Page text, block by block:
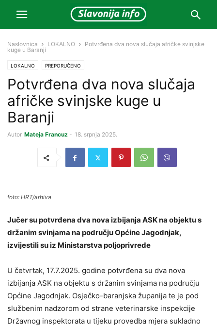
Naslovnica LOKALNO
Potvrđena dva nova slučaja afričke svinjske
kuge u Baranji
LOKALNO PREPORUČENO
Potvrđena dva nova slučaja
afričke svinjske kuge u
Baranji
Autor Mateja Francuz - 18. srpnja 2025.
foto: HRT/arhiva
Jučer su potvrđena dva nova izbijanja ASK na objektu s
držanim svinjama na području Općine Jagodnjak,
izvijestili su iz Ministarstva poljoprivrede
U četvrtak, 17.7.2025. godine potvrđena su dva nova
izbijanja ASK na objektu s držanim svinjama na području
Općine Jagodnjak. Osječko-baranjska županija te je pod
službenim nadzorom od strane veterinarske inspekcije
Državnog inspektorata u tijeku provedba mjera sukladno